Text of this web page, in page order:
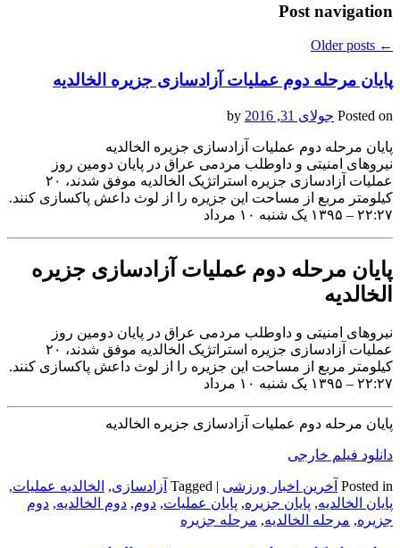
Post navigation
←
پایان مرحله دوم عملیات آزادسازی جزیره الخالدیه
Posted on جولای 31, 2016
پایان مرحله دوم عملیات آزادسازی جزیره الخالدیه
نیروهای امنیتی و داوطلب مردمی عراق در پایان دومین روز
عملیات آزادسازی جزیره استراتژیک الخالدیه موفق شدند، ۲۰
کیلومتر مربع از مساحت این جزیره را از لوث داعش پاکسازی کنند.
۲۲:۲۷ – ۱۳۹۵ یک شنبه ۱۰ مرداد
پایان مرحله دوم عملیات آزادسازی جزیره
الخالدیه
نیروهای امنیتی و داوطلب مردمی عراق در پایان دومین روز
عملیات آزادسازی جزیره استراتژیک الخالدیه موفق شدند، ۲۰
کیلومتر مربع از مساحت این جزیره را از لوث داعش پاکسازی کنند.
۲۲:۲۷ – ۱۳۹۵ یک شنبه ۱۰ مرداد
پایان مرحله دوم عملیات آزادسازی جزیره الخالدیه
دانلود فیلم خارجی
Posted in آخرین اخبار ورزشی Tagged آزادسازی, الخالدیه عملیات,
پایان الخالدیه, پایان جزیره, پایان عملیات, دوم, دوم الخالدیه, دوم
جزیره, مرحله الخالدیه, مرحله جزیره